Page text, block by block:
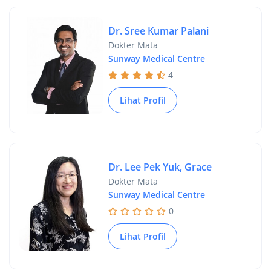
Dr. Sree Kumar Palani
Dokter Mata
Sunway Medical Centre
4
Lihat Profil
Dr. Lee Pek Yuk, Grace
Dokter Mata
Sunway Medical Centre
0
Lihat Profil